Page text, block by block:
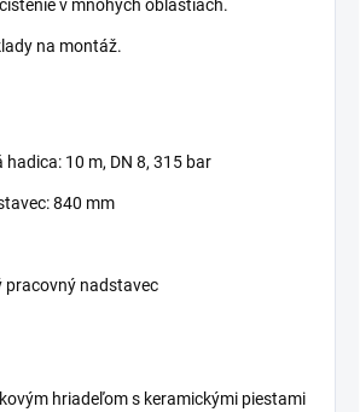
v mnohých oblastiach.
na montáž.
10 m, DN 8, 315 bar
840 mm
pracovný nadstavec
hriadeľom s keramickými piestami